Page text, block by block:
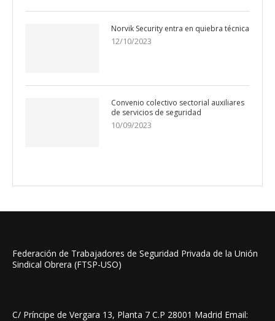
Norvik Security entra en quiebra técnica
12/10/2023
Convenio colectivo sectorial auxiliares
de servicios de seguridad
10/09/2023
Federación de Trabajadores de Seguridad Privada de la Unión
Sindical Obrera (FTSP-USO)
C/ Príncipe de Vergara 13, Planta 7 C.P 28001 Madrid Email: